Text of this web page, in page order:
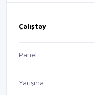
Çalıştay
Panel
Yarışma